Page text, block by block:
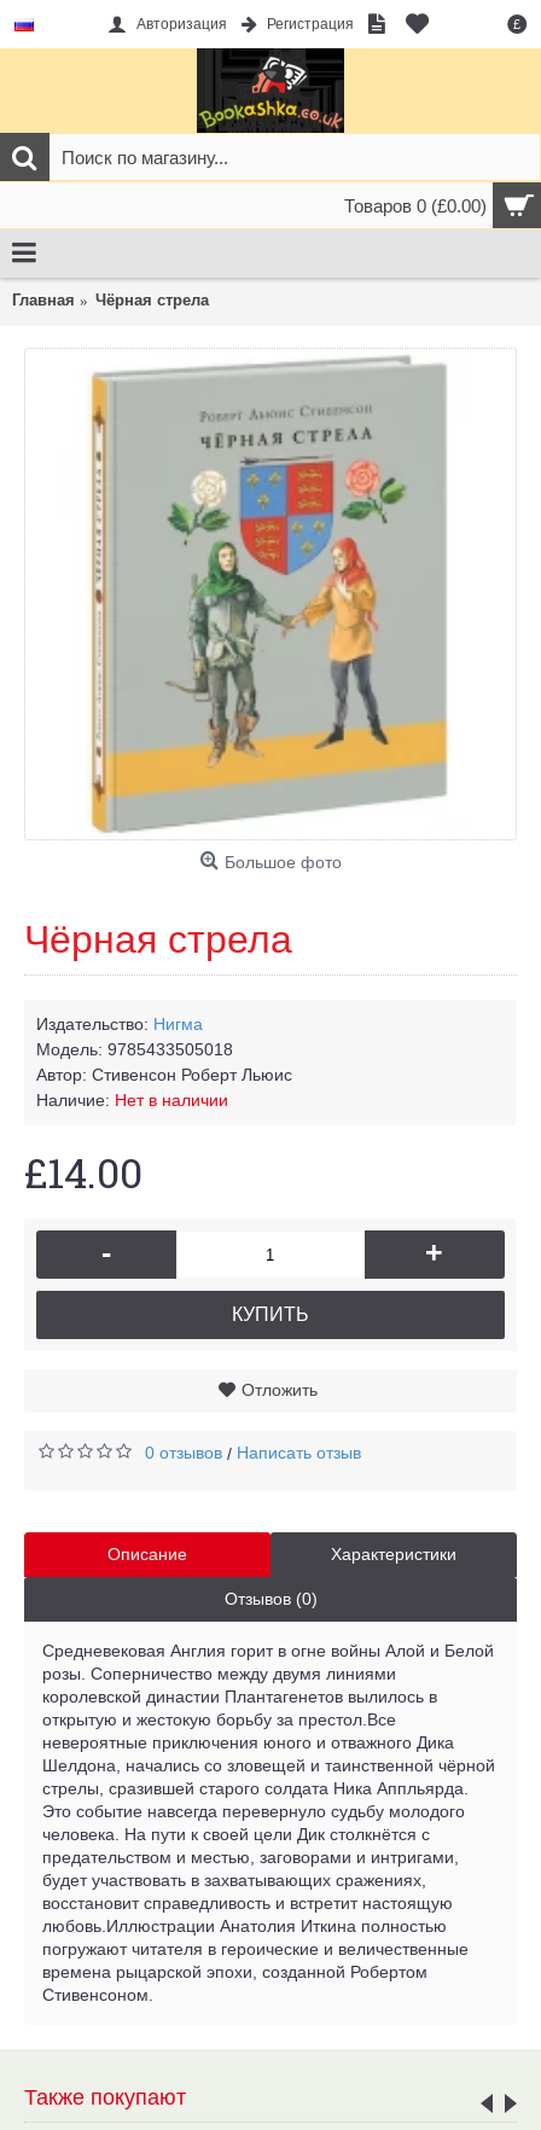
£
Авторизация Регистрация
Товаров 0 (£0.00)
Главная Чёрная стрела
Большое фото
Чёрная стрела
Издательство: Нигма
Модель: 9785433505018
Автор: Стивенсон Роберт Льюис
Наличие: Нет в наличии
£14.00
- +
КУПИТЬ
Отложить
0 отзывов / Написать отзыв
Описание Характеристики
Отзывов (0)
Средневековая Англия горит в огне войны Алой и Белой
розы. Соперничество между двумя линиями
королевской династии Плантагенетов вылилось в
открытую и жестокую борьбу за престол.Все
невероятные приключения юного и отважного Дика
Шелдона, начались со зловещей и таинственной чёрной
стрелы, сразившей старого солдата Ника Аппльярда.
Это событие навсегда перевернуло судьбу молодого
человека. На пути к своей цели Дик столкнётся с
предательством и местью, заговорами и интригами,
будет участвовать в захватывающих сражениях,
восстановит справедливость и встретит настоящую
любовь.Иллюстрации Анатолия Иткина полностью
погружают читателя в героические и величественные
времена рыцарской эпохи, созданной Робертом
Стивенсоном.
Также покупают